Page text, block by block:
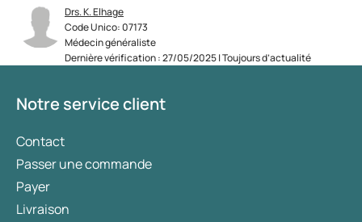
Drs. K. Elhage
Code Unico: 07173
Médecin généraliste
Dernière vérification : 27/05/2025 | Toujours d’actualité
Notre service client
Contact
Passer une commande
Payer
Livraison